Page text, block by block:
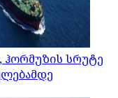
ჰორმუზის სრუტე